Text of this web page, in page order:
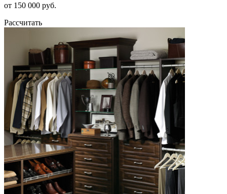
от 150 000 руб.
Рассчитать